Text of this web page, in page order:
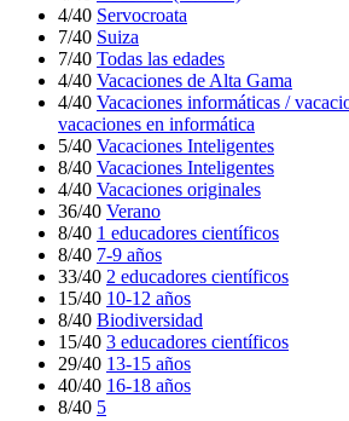
4/40 Servocroata
7/40 Suiza
7/40 Todas las edades
4/40 Vacaciones de Alta Gama
4/40 Vacaciones informáticas /
vacaciones en informática
5/40 Vacaciones Inteligentes
8/40 Vacaciones Inteligentes
4/40 Vacaciones originales
36/40 Verano
8/40 1 educadores científicos
8/40 7-9 años
33/40 2 educadores científicos
15/40 10-12 años
8/40 Biodiversidad
15/40 3 educadores científicos
29/40 13-15 años
40/40 16-18 años
8/40 5